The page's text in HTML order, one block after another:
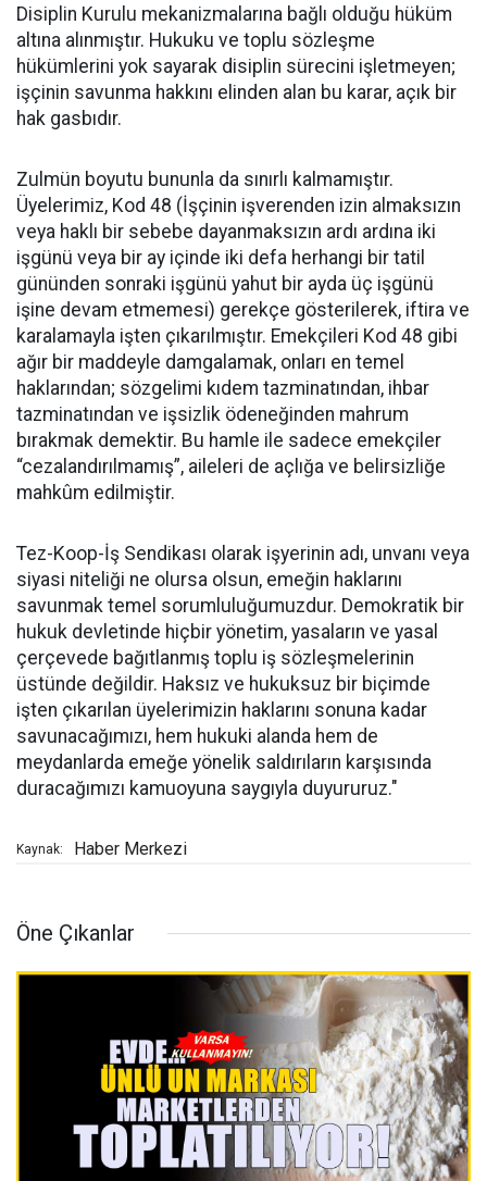
Disiplin Kurulu mekanizmalarına bağlı olduğu hüküm
altına alınmıştır. Hukuku ve toplu sözleşme
hükümlerini yok sayarak disiplin sürecini işletmeyen;
işçinin savunma hakkını elinden alan bu karar, açık bir
hak gasbıdır.
Zulmün boyutu bununla da sınırlı kalmamıştır.
Üyelerimiz, Kod 48 (İşçinin işverenden izin almaksızın
veya haklı bir sebebe dayanmaksızın ardı ardına iki
işgünü veya bir ay içinde iki defa herhangi bir tatil
gününden sonraki işgünü yahut bir ayda üç işgünü
işine devam etmemesi) gerekçe gösterilerek, iftira ve
karalamayla işten çıkarılmıştır. Emekçileri Kod 48 gibi
ağır bir maddeyle damgalamak, onları en temel
haklarından; sözgelimi kıdem tazminatından, ihbar
tazminatından ve işsizlik ödeneğinden mahrum
bırakmak demektir. Bu hamle ile sadece emekçiler
“cezalandırılmamış”, aileleri de açlığa ve belirsizliğe
mahkûm edilmiştir.
Tez-Koop-İş Sendikası olarak işyerinin adı, unvanı veya
siyasi niteliği ne olursa olsun, emeğin haklarını
savunmak temel sorumluluğumuzdur. Demokratik bir
hukuk devletinde hiçbir yönetim, yasaların ve yasal
çerçevede bağıtlanmış toplu iş sözleşmelerinin
üstünde değildir. Haksız ve hukuksuz bir biçimde
işten çıkarılan üyelerimizin haklarını sonuna kadar
savunacağımızı, hem hukuki alanda hem de
meydanlarda emeğe yönelik saldırıların karşısında
duracağımızı kamuoyuna saygıyla duyururuz."
Kaynak: Haber Merkezi
Öne Çıkanlar